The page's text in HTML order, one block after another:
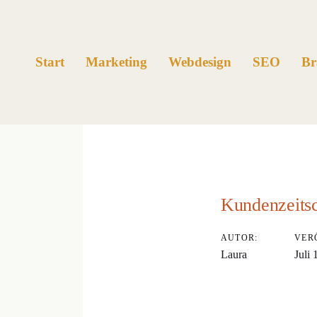
Navigation
Start Marketing Webdesign SEO
AUTOR:
Laura Juli